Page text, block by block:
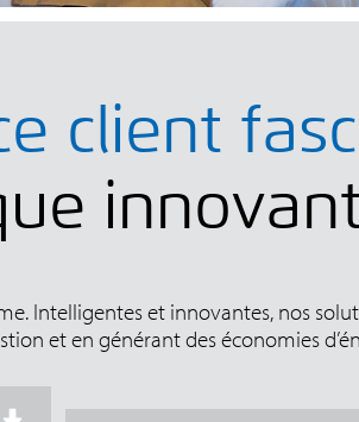
client
Intelligentes et innovantes, nos
et en générant des économies